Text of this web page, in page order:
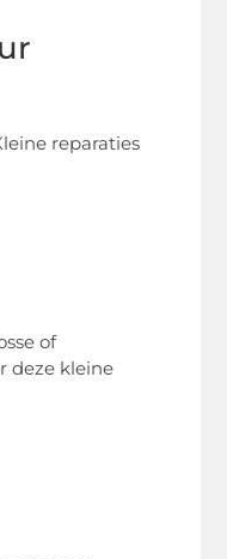
reparaties
of
deze kleine